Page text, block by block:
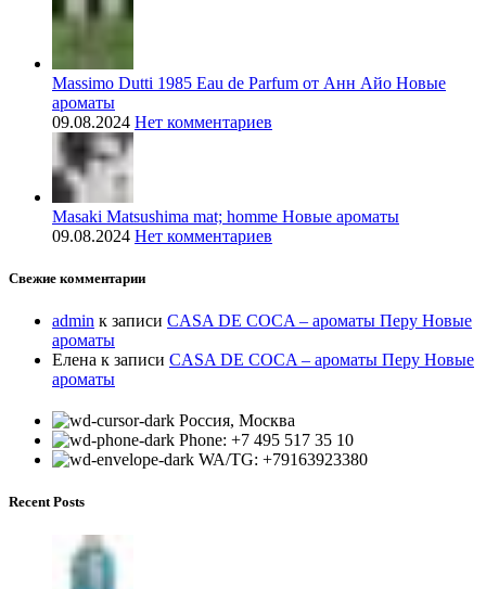
Massimo Dutti 1985 Eau de Parfum от Анн Айо Новые
ароматы
09.08.2024 Нет комментариев
Masaki Matsushima mat; homme Новые ароматы
09.08.2024 Нет комментариев
Свежие комментарии
admin к записи CASA DE COCA – ароматы Перу Новые
ароматы
Елена к записи CASA DE COCA – ароматы Перу Новые
ароматы
Россия, Москва
Phone: +7 495 517 35 10
WA/TG: +79163923380
Recent Posts